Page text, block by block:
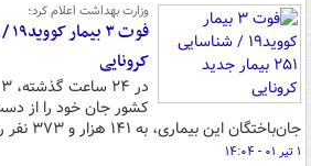
وزارت بهداشت اعلام کرد؛
کرونایی
کشور جان خود را از
جان‌باختگان این بیماری، به ۱۴۱ هزار و ۳۷۳ نفر رسید.
۱ تیر ۰۱ - ۱۴:۰۴